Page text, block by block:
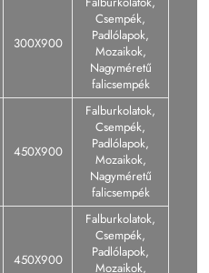
300X900
Csempék,
Padlólapok,
Mozaikok,
Nagyméretű
falicsempék
450X900
Falburkolatok,
Csempék,
Padlólapok,
Mozaikok,
Nagyméretű
falicsempék
450X900
Falburkolatok,
Csempék,
Padlólapok,
Mozaikok,